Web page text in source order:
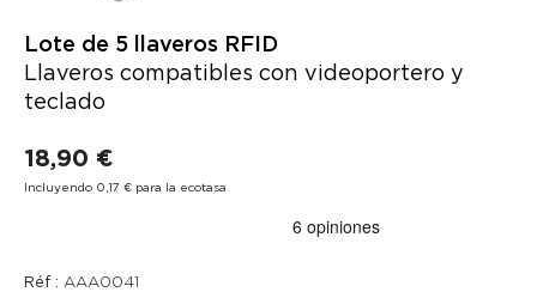
Lote de 5 llaveros RFID
Llaveros compatibles con videoportero y
teclado
18,90 €
Incluyendo 0,17 € para la ecotasa
Réf : AAA0041